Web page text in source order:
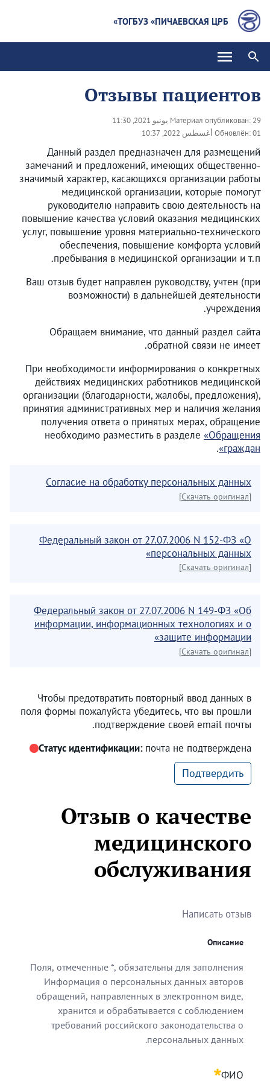
ТОГБУЗ «ПИЧАЕВСКАЯ ЦРБ»
Отзывы пациентов
Материал опубликован: 29 يونيو 2021, 11:30
Обновлён:01 أغسطس 2022, 10:37
Данный раздел предназначен для размещений
замечаний и предложений, имеющих общественно-
значимый характер, касающихся организации работы
медицинской организации, которые помогут
руководителю направить свою деятельность на
повышение качества условий оказания медицинских
услуг, повышение уровня материально-технического
обеспечения, повышение комфорта условий
пребывания в медицинской организации и т.п.
Ваш отзыв будет направлен руководству, учтен (при
возможности) в дальнейшей деятельности
учреждения.
Обращаем внимание, что данный раздел сайта
обратной связи не имеет.
При необходимости информирования о конкретных
действиях медицинских работников медицинской
организации (благодарности, жалобы, предложения),
принятия административных мер и наличия желания
получения ответа о принятых мерах, обращение
необходимо разместить в разделе «Обращения
граждан»
.
Согласие на обработку персональных данных
[Скачать оригинал]
Федеральный закон от 27.07.2006 N 152-ФЗ «О
персональных данных»
[Скачать оригинал]
Федеральный закон от 27.07.2006 N 149-ФЗ «Об
информации, информационных технологиях и о
защите информации»
[Скачать оригинал]
Чтобы предотвратить повторный ввод данных в
поля формы пожалуйста убедитесь, что вы прошли
подтверждение своей email почты.
Статус идентификации: почта не подтверждена
Подтвердить
Отзыв о качестве
медицинского
обслуживания
Написать отзыв
Описание
Поля, отмеченные *, обязательны для заполнения
Информация о персональных данных авторов
обращений, направленных в электронном виде,
хранится и обрабатывается с соблюдением
требований российского законодательства о
персональных данных.
законодательства о персональных данных.
ФИО